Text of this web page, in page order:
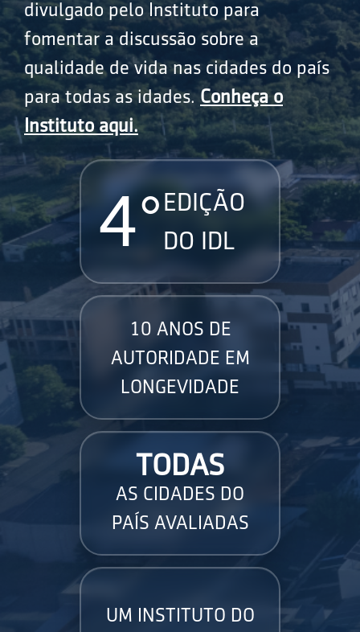
divulgado pelo Instituto para
fomentar a discussão sobre a
qualidade de vida nas cidades do país
para todas as idades.Conheça o
Instituto aqui.
4° EDIÇÃO
DO IDL
10 ANOS DE
AUTORIDADE EM
LONGEVIDADE
TODAS
AS CIDADES DO
PAÍS AVALIADAS
UM INSTITUTO DO